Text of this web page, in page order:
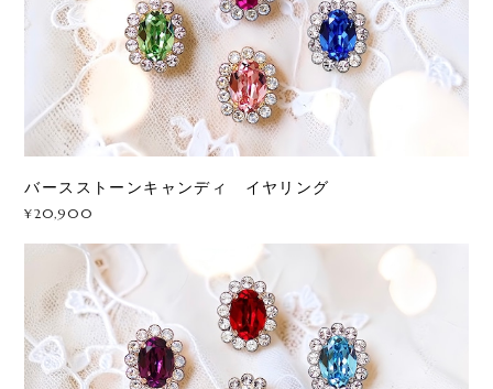
バースストーンキャンディ イヤリング
¥20,900